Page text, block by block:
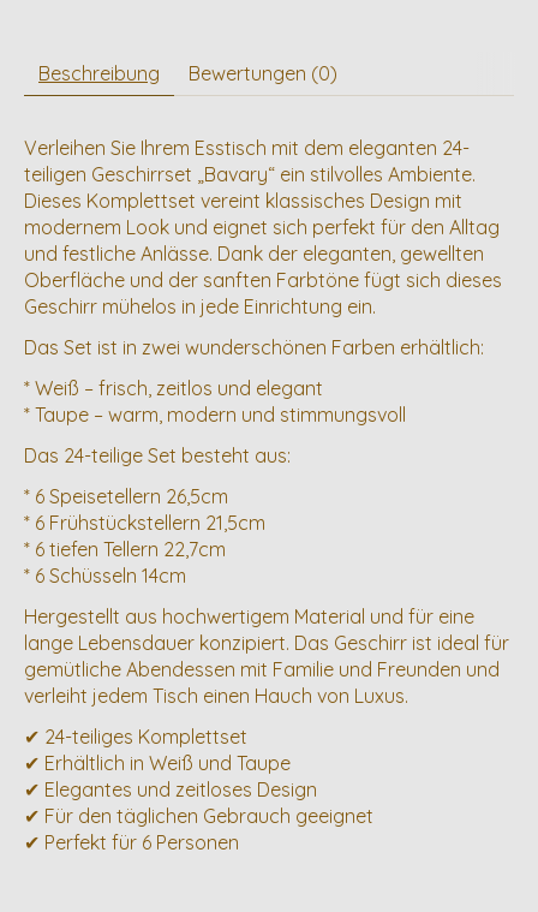
Beschreibung Bewertungen (0)
Verleihen Sie Ihrem Esstisch mit dem eleganten 24-
teiligen Geschirrset „Bavary“ ein stilvolles Ambiente.
Dieses Komplettset vereint klassisches Design mit
modernem Look und eignet sich perfekt für den Alltag
und festliche Anlässe. Dank der eleganten, gewellten
Oberfläche und der sanften Farbtöne fügt sich dieses
Geschirr mühelos in jede Einrichtung ein.
Das Set ist in zwei wunderschönen Farben erhältlich:
* Weiß – frisch, zeitlos und elegant
* Taupe – warm, modern und stimmungsvoll
Das 24-teilige Set besteht aus:
* 6 Speisetellern 26,5cm
* 6 Frühstückstellern 21,5cm
* 6 tiefen Tellern 22,7cm
* 6 Schüsseln 14cm
Hergestellt aus hochwertigem Material und für eine
lange Lebensdauer konzipiert. Das Geschirr ist ideal für
gemütliche Abendessen mit Familie und Freunden und
verleiht jedem Tisch einen Hauch von Luxus.
✔ 24-teiliges Komplettset
✔ Erhältlich in Weiß und Taupe
✔ Elegantes und zeitloses Design
✔ Für den täglichen Gebrauch geeignet
✔ Perfekt für 6 Personen